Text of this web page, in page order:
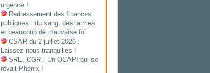
urgence !
Redressement des finances
publiques : du sang, des larmes
et beaucoup de mauvaise foi
CSAR du 2 juillet 2026 :
Laissez-nous tranquilles !
SRE, CGR : Un OCAPI qui se
rêvait Phénix !